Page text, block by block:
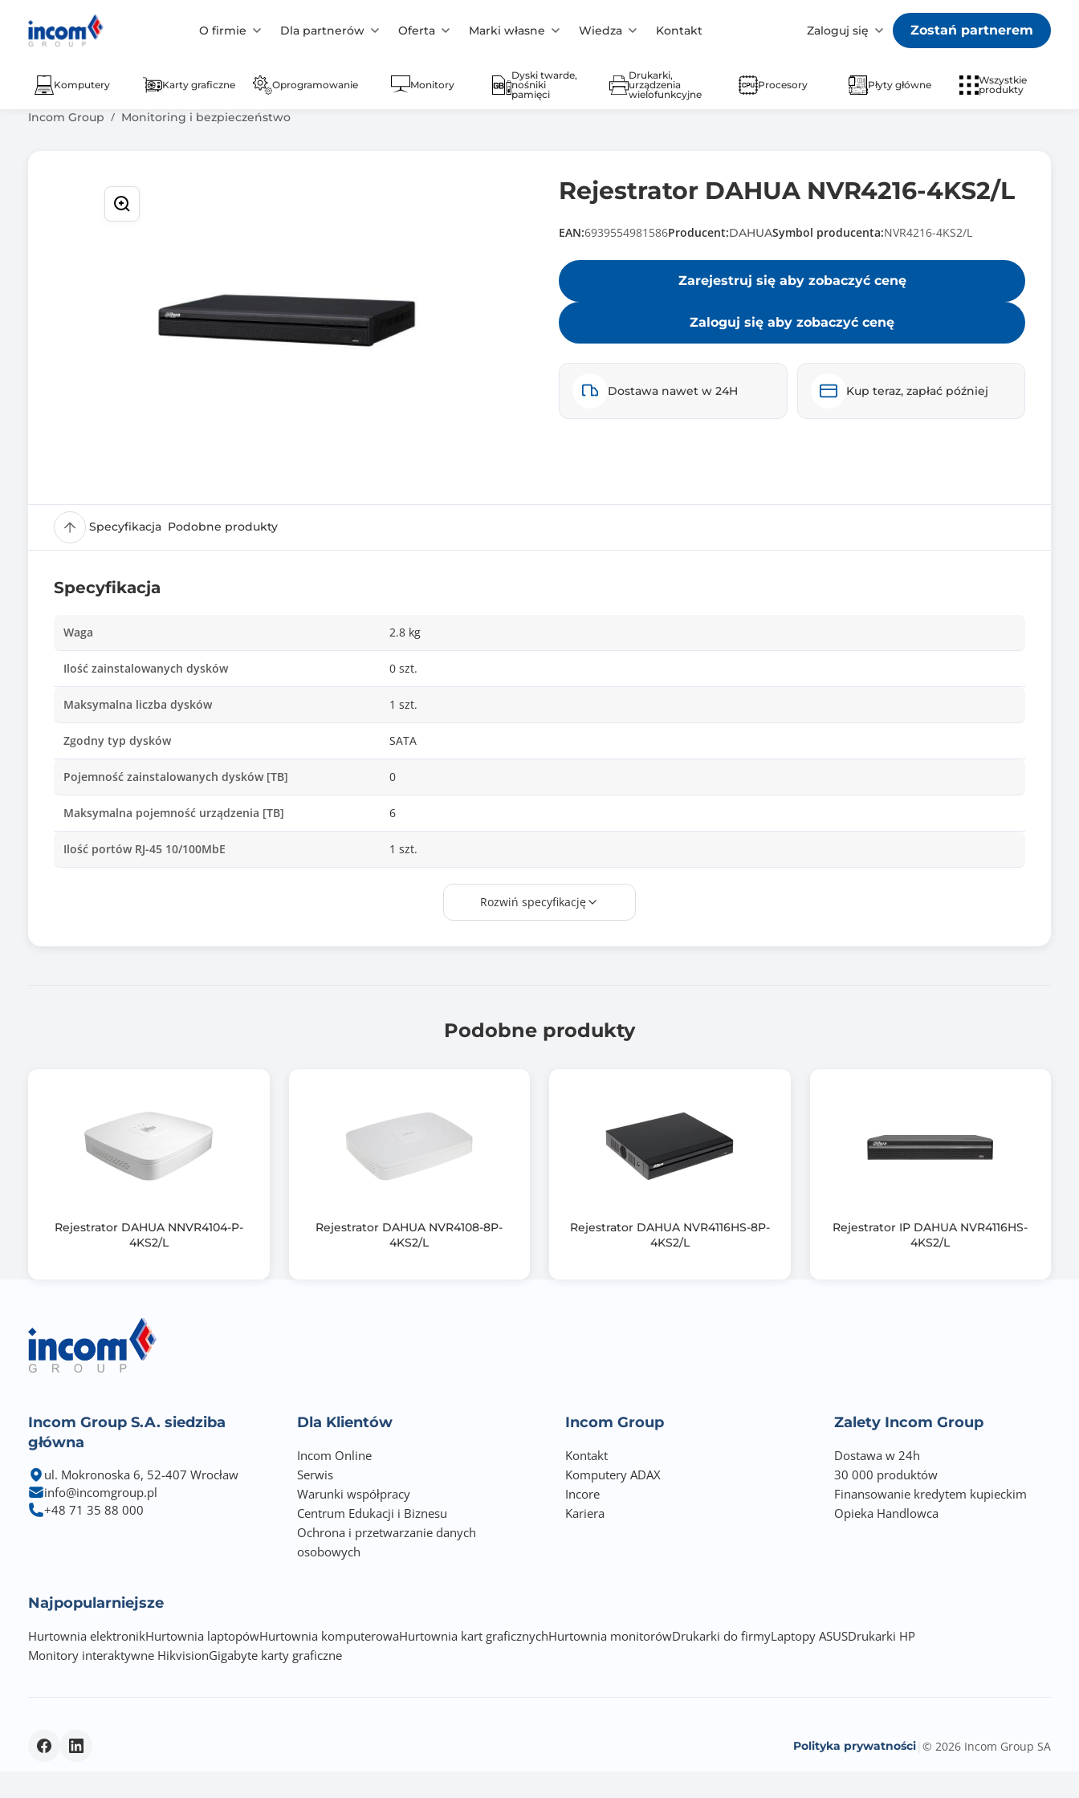
O firmie Dla partnerów Oferta Marki własne Wiedza Kontakt Zaloguj się Zostań partnerem
Komputery Karty graficzne Oprogramowanie Monitory
Dyski twarde,
nośniki
pamięci
Drukarki,
urządzenia
wielofunkcyjne
Procesory Płyty główne
Wszystkie
produkty
Incom Group Monitoring i bezpieczeństwo
Rejestrator DAHUA NVR4216-4KS2/L
EAN:6939554981586Producent:DAHUASymbol producenta:NVR4216-4KS2/L
Zarejestruj się aby zobaczyć cenę
Zaloguj się aby zobaczyć cenę
Dostawa nawet w 24H Kup teraz, zapłać później
Specyfikacja Podobne produkty
Specyfikacja
Waga 2.8 kg
Ilość zainstalowanych dysków 0 szt.
Maksymalna liczba dysków 1 szt.
Zgodny typ dysków SATA
Pojemność zainstalowanych dysków [TB] 0
Maksymalna pojemność urządzenia [TB] 6
Ilość portów RJ-45 10/100MbE 1 szt.
Zgodność z Onvif
Ilość kanałów 9 szt.
Typ zasilacza 12 V DC
Rozwiń specyfikację
Podobne produkty
Rejestrator DAHUA NNVR4104-P-
4KS2/L
Rejestrator DAHUA NVR4108-8P-
4KS2/L
Rejestrator DAHUA NVR4116HS-8P-
4KS2/L
Rejestrator IP DAHUA NVR4116HS-
4KS2/L
Incom Group S.A. siedziba
główna
ul. Mokronoska 6, 52-407 Wrocław
info@incomgroup.pl
+48 71 35 88 000
Dla Klientów
Incom Online
Serwis
Warunki współpracy
Centrum Edukacji i Biznesu
Ochrona i przetwarzanie danych
osobowych
Incom Group
Kontakt
Komputery ADAX
Incore
Kariera
Zalety Incom Group
Dostawa w 24h
30 000 produktów
Finansowanie kredytem kupieckim
Opieka Handlowca
Najpopularniejsze
Hurtownia elektronikHurtownia laptopówHurtownia komputerowaHurtownia kart graficznychHurtownia monitorówDrukarki do firmyLaptopy ASUSDrukarki HP
Monitory interaktywne HikvisionGigabyte karty graficzne
Polityka prywatności © 2026 Incom Group SA